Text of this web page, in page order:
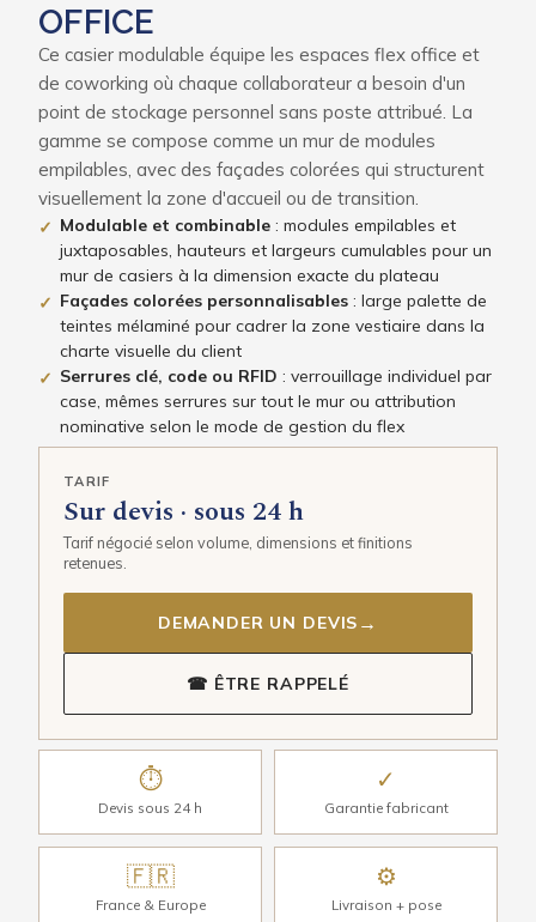
OFFICE
Ce casier modulable équipe les espaces flex office et
de coworking où chaque collaborateur a besoin d'un
point de stockage personnel sans poste attribué. La
gamme se compose comme un mur de modules
empilables, avec des façades colorées qui structurent
visuellement la zone d'accueil ou de transition.
✓ Modulable et combinable : modules empilables et
juxtaposables, hauteurs et largeurs cumulables pour un
mur de casiers à la dimension exacte du plateau
✓ Façades colorées personnalisables : large palette de
teintes mélaminé pour cadrer la zone vestiaire dans la
charte visuelle du client
✓ Serrures clé, code ou RFID : verrouillage individuel par
case, mêmes serrures sur tout le mur ou attribution
nominative selon le mode de gestion du flex
TARIF
Sur devis · sous 24 h
Tarif négocié selon volume, dimensions et finitions
retenues.
DEMANDER UN DEVIS →
☎ ÊTRE RAPPELÉ
⏱
Devis sous 24 h
✓
Garantie fabricant
🇫🇷
France & Europe
⚙
Livraison + pose